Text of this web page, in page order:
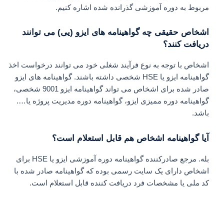
مربوط به دوره آموزشی گذرانده شده اشاره کنیم.
اشخاص حقیقی چه گواهینامه های ایزو (یی) می توانند
دریافت کنند؟
اشخاص با توجه به نوع فرآیند شغلی خود می توانند درخواست اخذ
گواهینامه ایزو یا HSE شخصی داشته باشند. گواهینامه های ایزو
صادر شده برای اشخاص می تواند گواهینامه ایزو 9001 شخصی،
گواهینامه دوره ممیزی ایزو، گواهینامه دوره مدیریت پروژه یا….
باشد.
آیا گواهینامه اشخاص هم قابل استعلام است؟
بله. مرجع صادرکننده گواهینامه دوره آموزشی ایزو یا HSE برای
اشخاص دارای یک سایت رسمی بوده که گواهینامه صادر شده با
کد ملی یا مشخصات فرد دریافت کننده قابل استعلام است.